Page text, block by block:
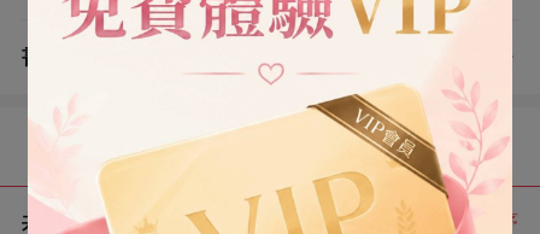
書評
共 6 章 正序